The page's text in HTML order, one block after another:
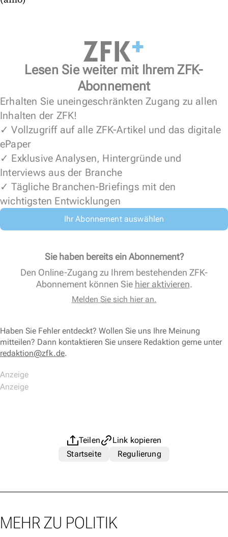
Lesen Sie weiter mit Ihrem ZFK-
Abonnement
Erhalten Sie uneingeschränkten Zugang zu allen
Inhalten der ZFK!
✓ Vollzugriff auf alle ZFK-Artikel und das digitale
ePaper
✓ Exklusive Analysen, Hintergründe und
Interviews aus der Branche
✓ Tägliche Branchen-Briefings mit den
wichtigsten Entwicklungen
Ihr Abonnement auswählen
Sie haben bereits ein Abonnement?
Den Online-Zugang zu Ihrem bestehenden ZFK-
Abonnement können Sie hier aktivieren.
Melden Sie sich hier an.
Haben Sie Fehler entdeckt? Wollen Sie uns Ihre Meinung
mitteilen? Dann kontaktieren Sie unsere Redaktion gerne unter
redaktion@zfk.de.
Teilen
Link kopieren
Startseite
Regulierung
MEHR ZU POLITIK